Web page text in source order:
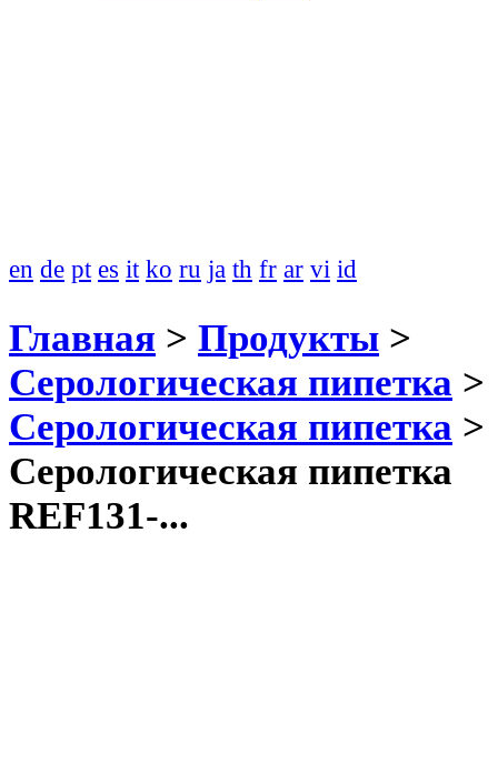
en de pt es it ko ru ja th fr ar vi id
Главная > Продукты >
Серологическая пипетка >
Серологическая пипетка >
Серологическая пипетка
REF131-...